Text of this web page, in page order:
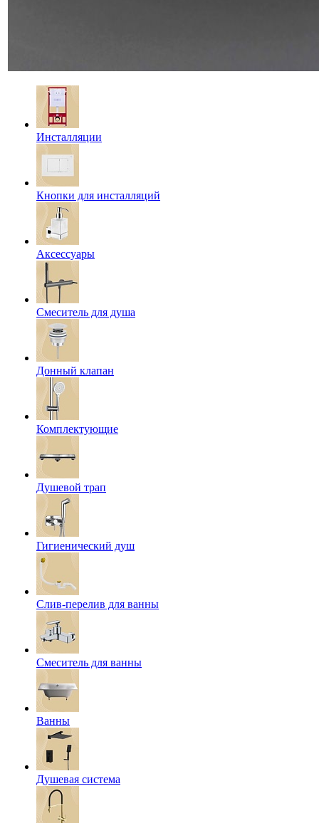
Инсталляции
Кнопки для инсталляций
Аксессуары
Смеситель для душа
Донный клапан
Комплектующие
Душевой трап
Гигиенический душ
Слив-перелив для ванны
Смеситель для ванны
Ванны
Душевая система